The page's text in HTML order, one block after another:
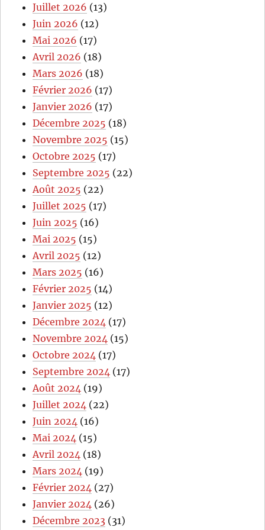
Juillet 2026 (13)
Juin 2026 (12)
Mai 2026 (17)
Avril 2026 (18)
Mars 2026 (18)
Février 2026 (17)
Janvier 2026 (17)
Décembre 2025 (18)
Novembre 2025 (15)
Octobre 2025 (17)
Septembre 2025 (22)
Août 2025 (22)
Juillet 2025 (17)
Juin 2025 (16)
Mai 2025 (15)
Avril 2025 (12)
Mars 2025 (16)
Février 2025 (14)
Janvier 2025 (12)
Décembre 2024 (17)
Novembre 2024 (15)
Octobre 2024 (17)
Septembre 2024 (17)
Août 2024 (19)
Juillet 2024 (22)
Juin 2024 (16)
Mai 2024 (15)
Avril 2024 (18)
Mars 2024 (19)
Février 2024 (27)
Janvier 2024 (26)
Décembre 2023 (31)